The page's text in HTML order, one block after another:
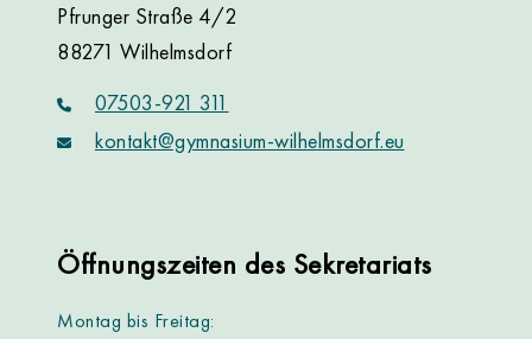
Pfrunger Straße 4/2
88271 Wilhelmsdorf
07503-921 311
kontakt@gymnasium-wilhelmsdorf.eu
Öffnungszeiten des Sekretariats
Montag bis Freitag: